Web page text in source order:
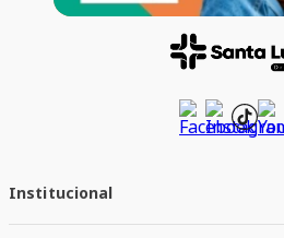
Institucional